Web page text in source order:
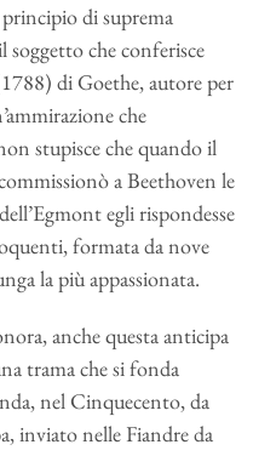
di suprema
soggetto che conferisce
di Goethe, autore per
che
stupisce che quando il
a Beethoven le
egli rispondesse
formata da nove
la più appassionata.
anche questa anticipa
trama che si fonda
nel Cinquecento, da
inviato nelle Fiandre da